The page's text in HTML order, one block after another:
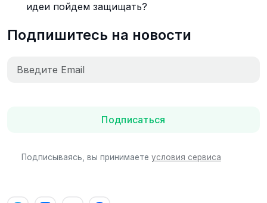
идеи пойдем защищать?
Подпишитесь на новости
Подписаться
Подписываясь, вы принимаете условия сервиса